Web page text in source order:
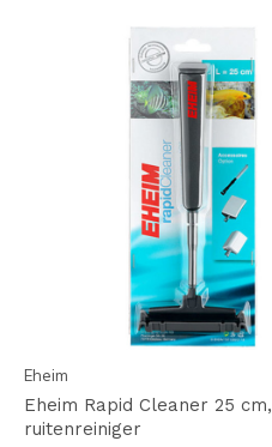
Eheim
Eheim Rapid Cleaner 25 cm,
ruitenreiniger